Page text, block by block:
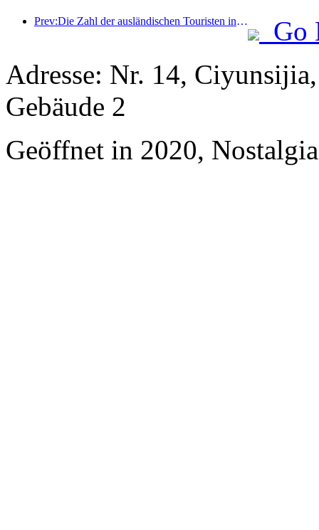
Prev:Die Zahl der ausländischen Touristen in China stieg im ersten Quartal um 40 %
Go
Adresse: Nr. 14,
Gebäude 2
Geöffnet in 2020,